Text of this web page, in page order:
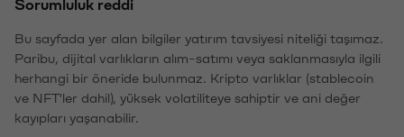
Sorumluluk reddi
Bu sayfada yer alan bilgiler yatırım tavsiyesi niteliği taşımaz.
Paribu, dijital varlıkların alım-satımı veya saklanmasıyla ilgili
herhangi bir öneride bulunmaz. Kripto varlıklar (stablecoin
ve NFT'ler dahil), yüksek volatiliteye sahiptir ve ani değer
kayıpları yaşanabilir.